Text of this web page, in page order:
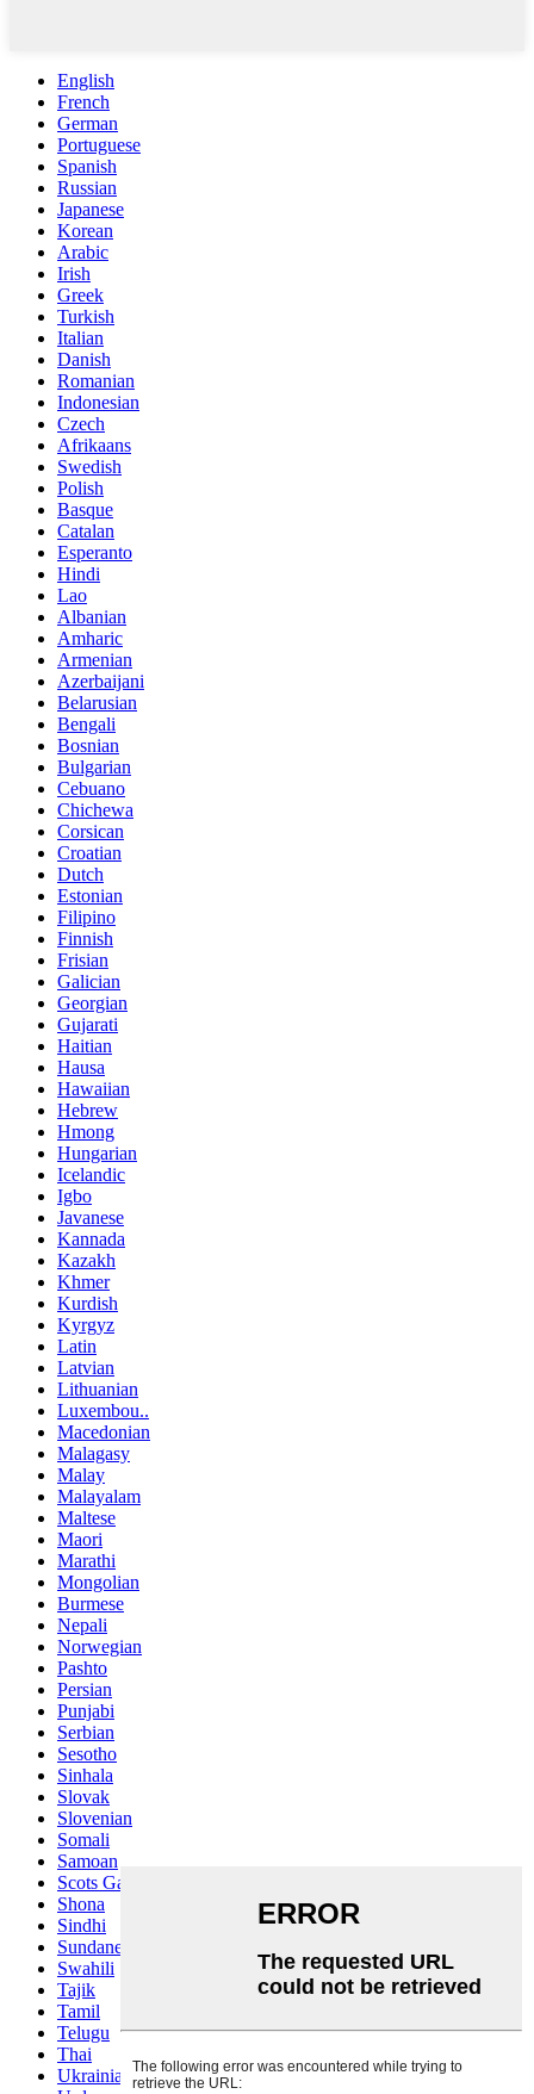
English
French
German
Portuguese
Spanish
Russian
Japanese
Korean
Arabic
Irish
Greek
Turkish
Italian
Danish
Romanian
Indonesian
Czech
Afrikaans
Swedish
Polish
Basque
Catalan
Esperanto
Hindi
Lao
Albanian
Amharic
Armenian
Azerbaijani
Belarusian
Bengali
Bosnian
Bulgarian
Cebuano
Chichewa
Corsican
Croatian
Dutch
Estonian
Filipino
Finnish
Frisian
Galician
Georgian
Gujarati
Haitian
Hausa
Hawaiian
Hebrew
Hmong
Hungarian
Icelandic
Igbo
Javanese
Kannada
Kazakh
Khmer
Kurdish
Kyrgyz
Latin
Latvian
Lithuanian
Luxembou..
Macedonian
Malagasy
Malay
Malayalam
Maltese
Maori
Marathi
Mongolian
Burmese
Nepali
Norwegian
Pashto
Persian
Punjabi
Serbian
Sesotho
Sinhala
Slovak
Slovenian
Somali
Samoan
Scots Gaelic
Shona
Sindhi
Sundanese
Swahili
Tajik
Tamil
Telugu
Thai
Ukrainian